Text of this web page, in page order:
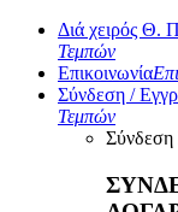
Διά χειρός Θ.
Τεμπών
Επικοινωνία
Σύνδεση /
Τεμπών
Σύνδεση